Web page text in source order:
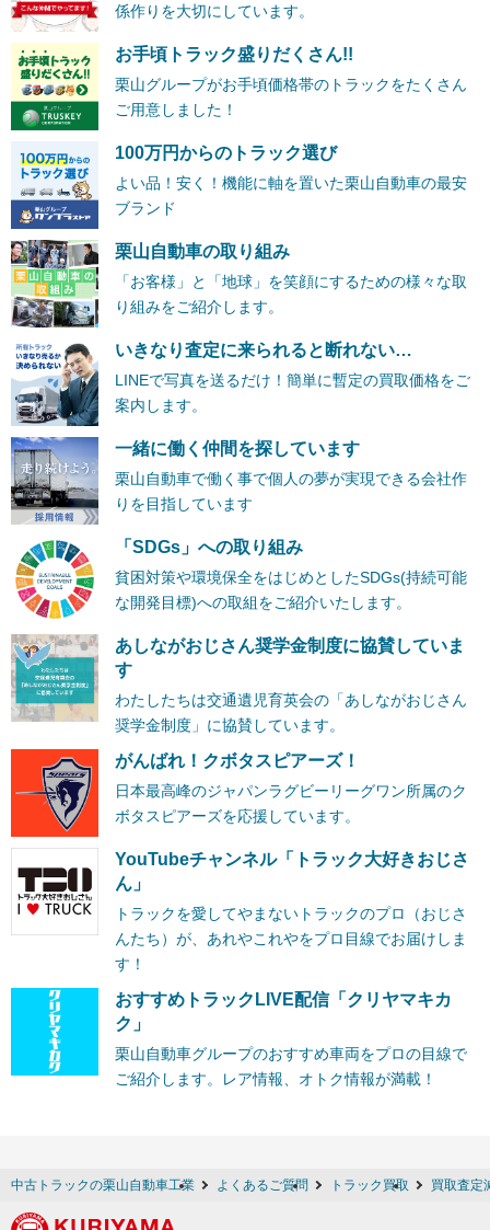
係作りを大切にしています。
お手頃トラック盛りだくさん!!
栗山グループがお手頃価格帯のトラックをたくさん
ご用意しました！
100万円からのトラック選び
よい品！安く！機能に軸を置いた栗山自動車の最安
ブランド
栗山自動車の取り組み
「お客様」と「地球」を笑顔にするための様々な取
り組みをご紹介します。
いきなり査定に来られると断れない…
LINEで写真を送るだけ！簡単に暫定の買取価格をご
案内します。
一緒に働く仲間を探しています
栗山自動車で働く事で個人の夢が実現できる会社作
りを目指しています
「SDGs」への取り組み
貧困対策や環境保全をはじめとしたSDGs(持続可能
な開発目標)への取組をご紹介いたします。
あしながおじさん奨学金制度に協賛していま
す
わたしたちは交通遺児育英会の「あしながおじさん
奨学金制度」に協賛しています。
がんばれ！クボタスピアーズ！
日本最高峰のジャパンラグビーリーグワン所属のク
ボタスピアーズを応援しています。
YouTubeチャンネル「トラック大好きおじさ
ん」
トラックを愛してやまないトラックのプロ（おじさ
んたち）が、あれやこれやをプロ目線でお届けしま
す！
おすすめトラックLIVE配信「クリヤマキカ
ク」
栗山自動車グループのおすすめ車両をプロの目線で
ご紹介します。レア情報、オトク情報が満載！
中古トラックの栗山自動車工業 よくあるご質問 トラック買取 買取査定